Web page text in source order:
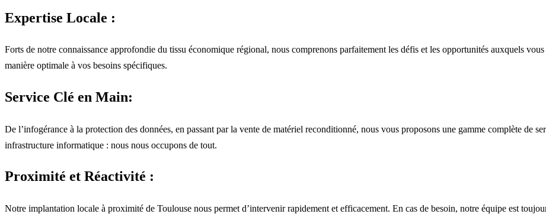
Expertise Locale :
Forts de notre connaissance approfondie du tissu économique régional, nous comprenons parfaitement les défis et les opportunités auxquels
manière optimale à vos besoins spécifiques.
Service Clé en Main:
De l’infogérance à la protection des données, en passant par la vente de matériel reconditionné, nous vous proposons une gamme complète de
infrastructure informatique : nous nous occupons de tout.
Proximité et Réactivité :
Notre implantation locale à proximité de Toulouse nous permet d’intervenir rapidement et efficacement. En cas de besoin, notre équipe est